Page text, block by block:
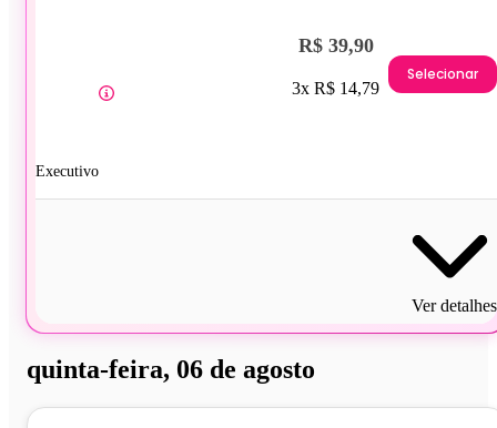
Executivo
R$ 39,90
3x R$ 14,79
Selecionar
Ver detalhes
quinta-feira, 06 de agosto